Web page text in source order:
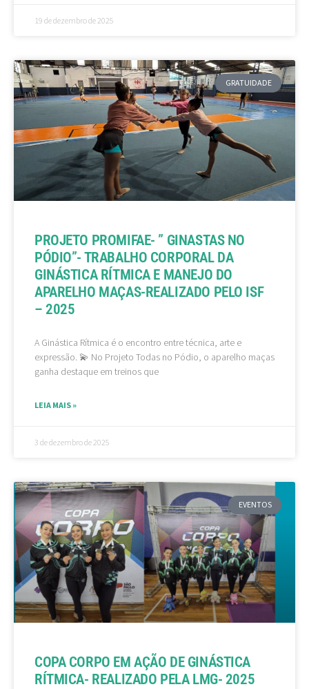
19 de dezembro de 2025
GRATUIDADE
PROJETO PROMIFAE- ” GINASTAS NO
PÓDIO”- TRABALHO CORPORAL DA
GINÁSTICA RÍTMICA E MANEJO DO
APARELHO MAÇAS-REALIZADO PELO ISF
– 2025
A Ginástica Rítmica é o encontro entre técnica, arte e
expressão. 💫 No Projeto Todas no Pódio, o aparelho maças
ganha destaque em treinos que
LEIA MAIS »
3 de dezembro de 2025
EVENTOS
COPA CORPO EM AÇÃO DE GINÁSTICA
RÍTMICA- REALIZADO PELA LMG- 2025